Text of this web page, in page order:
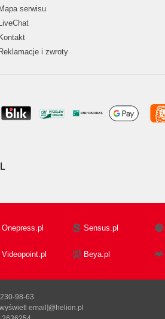
Mapa serwisu
LiveChat
Kontakt
Reklamacje i zwroty
Onepress.pl Sensus.pl
Videopoint.pl Beya.pl
98-63
email]@helion.pl